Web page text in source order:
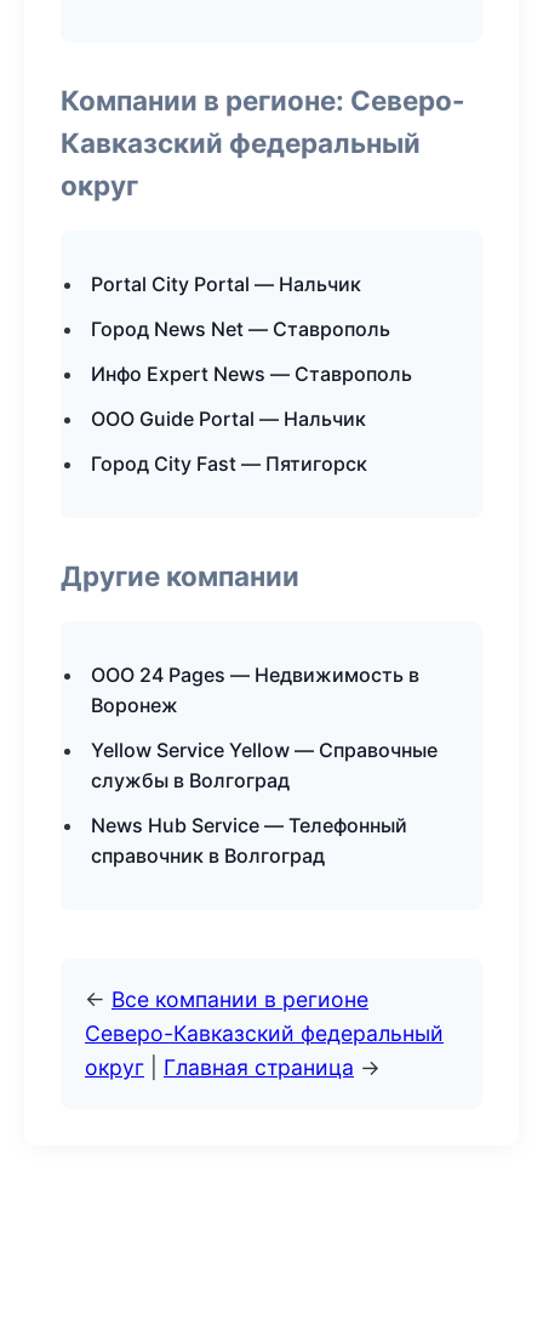
Компании в регионе: Северо-
Кавказский федеральный
округ
Portal City Portal — Нальчик
Город News Net — Ставрополь
Инфо Expert News — Ставрополь
ООО Guide Portal — Нальчик
Город City Fast — Пятигорск
Другие компании
ООО 24 Pages — Недвижимость в
Воронеж
Yellow Service Yellow — Справочные
службы в Волгоград
News Hub Service — Телефонный
справочник в Волгоград
← Все компании в регионе
Северо-Кавказский федеральный
округ
Главная страница →